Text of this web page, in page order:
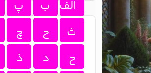
الف ب
پ
ث
ج
چ
خ
د
ذ